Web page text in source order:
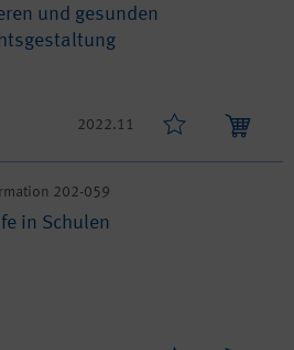
und gesunden
2022.11
202-059
in Schulen